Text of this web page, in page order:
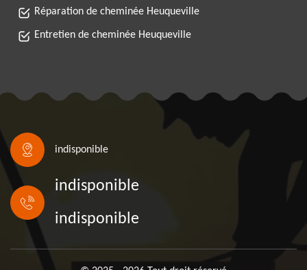
Réparation de cheminée Heuqueville
Entretien de cheminée Heuqueville
indisponible
indisponible
indisponible